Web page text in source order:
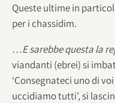
Queste ultime in
per i chassidim.
…E sarebbe questa la
viandanti (ebrei) si
‘Consegnateci uno di
uccidiamo tutti’, si